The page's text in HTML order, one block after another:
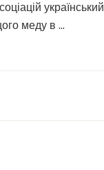
український
меду в ...